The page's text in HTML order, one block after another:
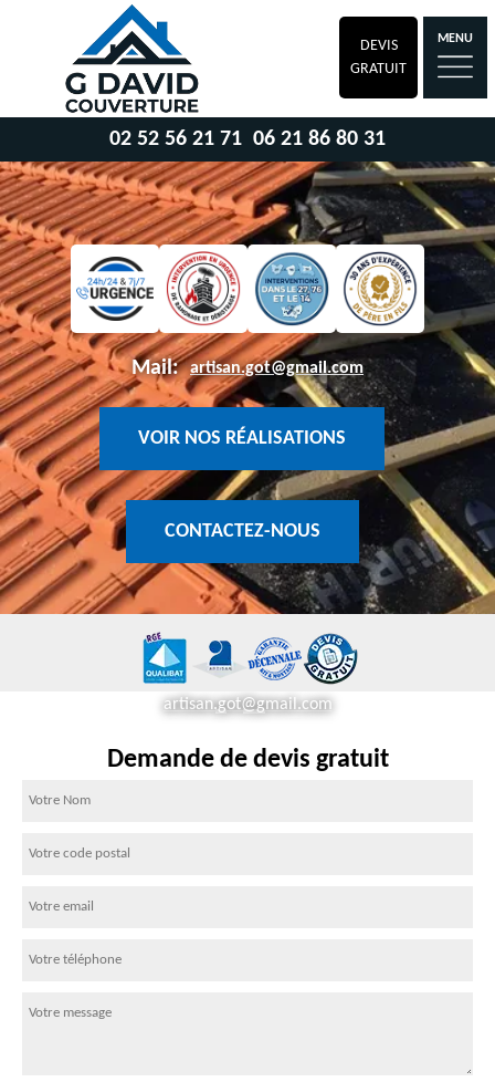
DEVIS
GRATUIT
MENU
02 52 56 21 71 06 21 86 80 31
Mail: artisan.got@gmail.com
VOIR NOS RÉALISATIONS
CONTACTEZ-NOUS
artisan.got@gmail.com
Demande de devis gratuit